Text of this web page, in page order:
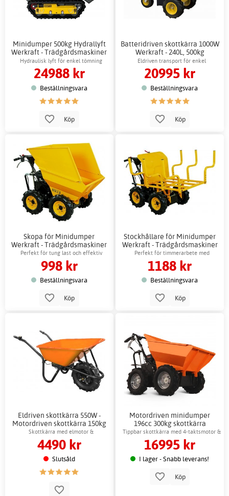
Minidumper 500kg Hydrallyft
Werkraft - Trädgårdsmaskiner
Bensin
Hydraulisk lyft för enkel tömning
24988 kr
Beställningsvara
Köp
Batteridriven skottkärra 1000W
Werkraft - 240L, 500kg
lastkapacitet
Eldriven transport för enkel
materialhantering
20995 kr
Beställningsvara
Köp
Skopa för Minidumper
Werkraft - Trädgårdsmaskiner
108x65x65,2 cm
Perfekt för tung last och effektiv
lastning
998 kr
Beställningsvara
Köp
Stockhållare för Minidumper
Werkraft - Trädgårdsmaskiner
122x138x84 cm
Perfekt för timmerarbete med
minidumper
1188 kr
Beställningsvara
Köp
Eldriven skottkärra 550W -
Motordriven skottkärra 150kg
last
Skottkärra med elmotor &
snabbladdning
4490 kr
Slutsåld
Motordriven minidumper
196cc 300kg skottkärra
trädgårdsmaskin
Tippbar skottkärra med 4-taktsmotor &
handbroms
16995 kr
I lager - Snabb leverans!
Köp